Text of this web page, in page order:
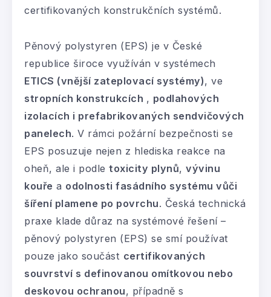
certifikovaných konstrukčních systémů.
Pěnový polystyren (EPS) je v České
republice široce využíván v systémech
ETICS (vnější zateplovací systémy), ve
stropních konstrukcích , podlahových
izolacích i prefabrikovaných sendvičových
panelech. V rámci požární bezpečnosti se
EPS posuzuje nejen z hlediska reakce na
oheň, ale i podle toxicity plynů, vývinu
kouře a odolnosti fasádního systému vůči
šíření plamene po povrchu. Česká technická
praxe klade důraz na systémové řešení –
pěnový polystyren (EPS) se smí používat
pouze jako součást certifikovaných
souvrství s definovanou omítkovou nebo
deskovou ochranou, případně s